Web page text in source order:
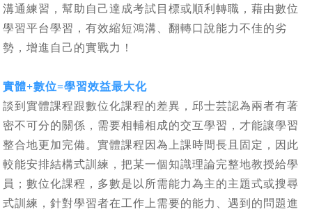
溝通練習，幫助自己達成考試目標或順利轉職，藉由數位
學習平台學習，有效縮短鴻溝、翻轉口說能力不佳的劣
勢，增進自己的實戰力！
實體+數位=學習效益最大化
談到實體課程跟數位化課程的差異，邱士芸認為兩者有著
密不可分的關係，需要相輔相成的交互學習，才能讓學習
整合地更加完備。實體課程因為上課時間長且固定，因此
較能安排結構式訓練，把某一個知識理論完整地教授給學
員；數位化課程，多數是以所需能力為主的主題式或搜尋
式訓練，針對學習者在工作上需要的能力、遇到的問題進